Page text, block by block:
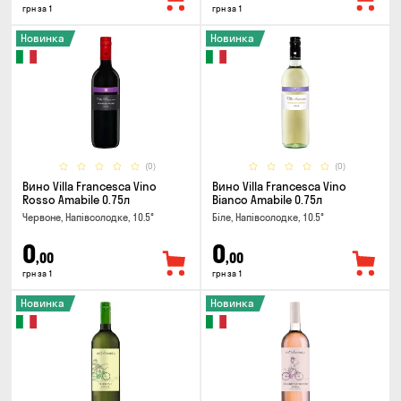
грн за 1 грн за 1
(0)
Новинка
Вино Villa Francesca Vino
Rosso Amabile 0.75л
Червоне, Напівсолодке, 10.5°
0,00
грн за 1
(0)
Новинка
Вино Villa Francesca Vino
Bianco Amabile 0.75л
Біле, Напівсолодке, 10.5°
0,00
грн за 1
Новинка Новинка